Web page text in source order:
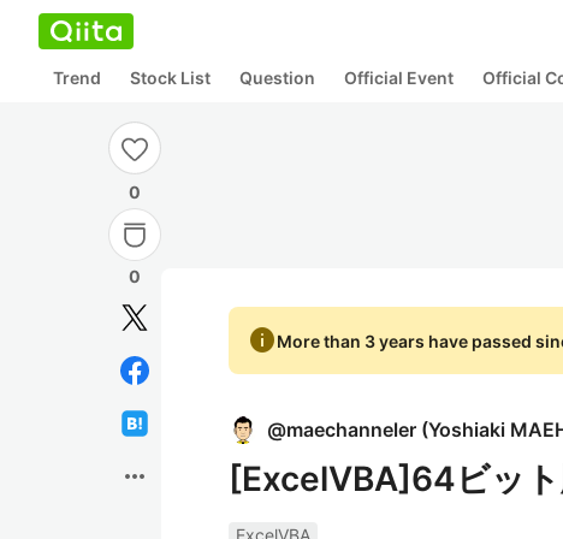
Trend Stock List Question Official Event Official
0
0
more_horiz
infoMore than 3 years have passed
@maechanneler (Yoshiaki
[ExcelVBA]64ビッ
ExcelVBA